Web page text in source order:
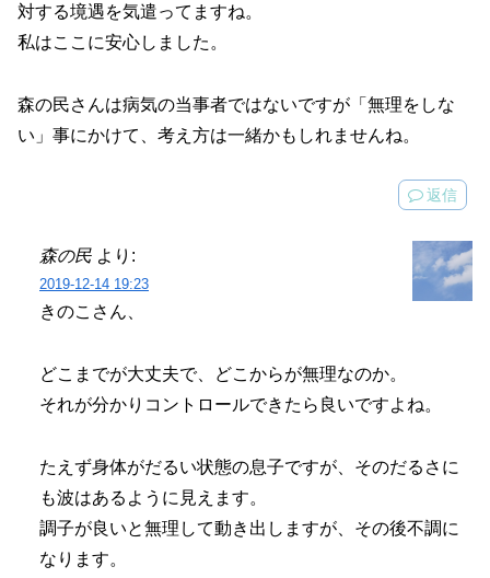
対する境遇を気遣ってますね。
私はここに安心しました。
森の民さんは病気の当事者ではないですが「無理をしな
い」事にかけて、考え方は一緒かもしれませんね。
返信
森の民 より:
2019-12-14 19:23
きのこさん、
どこまでが大丈夫で、どこからが無理なのか。
それが分かりコントロールできたら良いですよね。
たえず身体がだるい状態の息子ですが、そのだるさに
も波はあるように見えます。
調子が良いと無理して動き出しますが、その後不調に
なります。